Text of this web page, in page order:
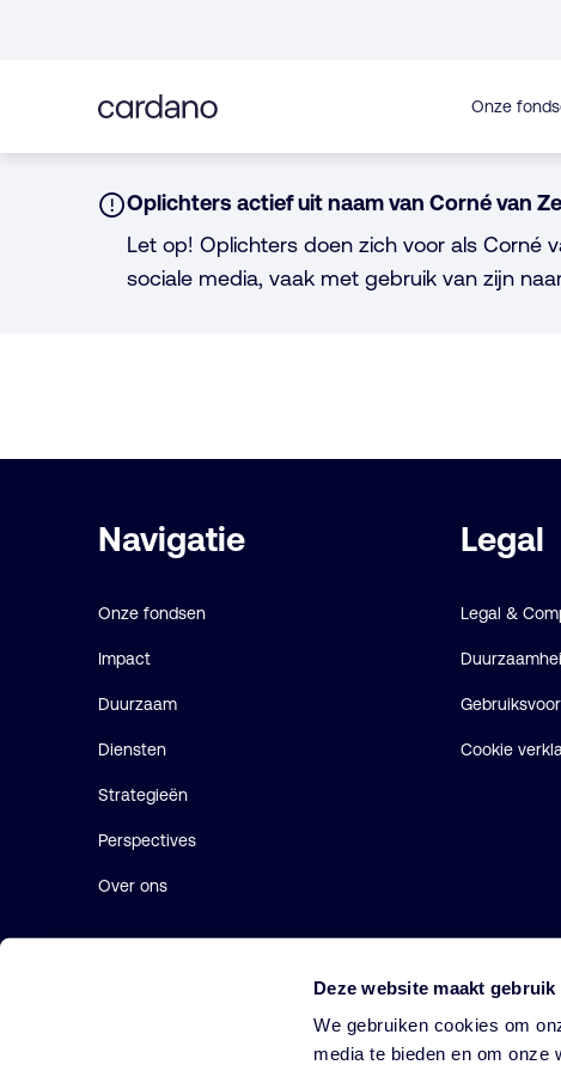
Deze website maakt
We gebruiken cookies om
media te bieden en om onze
inhoud
Onze
Notice:
Oplichters actief uit naam van Corné van
Let op! Oplichters doen zich voor als Corné
sociale media, vaak met gebruik van zijn
links
Navigatie
Onze fondsen
Impact
Duurzaam
Diensten
Strategieën
Perspectives
Over ons
Legal
Legal &
Cookie